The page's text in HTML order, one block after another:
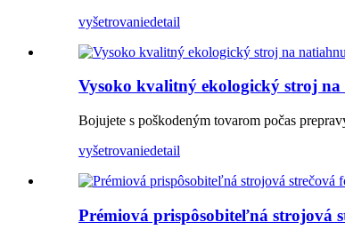
vyšetrovaniedetail
Vysoko kvalitný ekologický stroj
Bojujete s poškodeným tovarom počas
vyšetrovaniedetail
Prémiová prispôsobiteľná strojová